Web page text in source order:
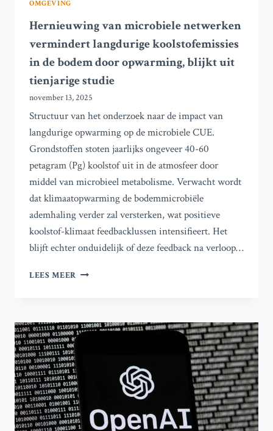
OMGEVING
Hernieuwing van microbiele netwerken
vermindert langdurige koolstofemissies
in de bodem door opwarming, blijkt uit
tienjarige studie
november 13, 2025
Structuur van het onderzoek naar de impact van
langdurige opwarming op de microbiele CUE.
Grondstoffen stoten jaarlijks ongeveer 40-60
petagram (Pg) koolstof uit in de atmosfeer door
middel van microbieel metabolisme. Verwacht wordt
dat klimaatopwarming de bodemmicrobiële
ademhaling verder zal versterken, wat positieve
koolstof-klimaat feedbacklussen intensifieert. Het
blijft echter onduidelijk of deze feedback na verloop…
LEES MEER HERNIEUWING
VERMINDERT
LANGDURIGE
DE
BODEM
DOOR
OPWARMING,
BLIJKT